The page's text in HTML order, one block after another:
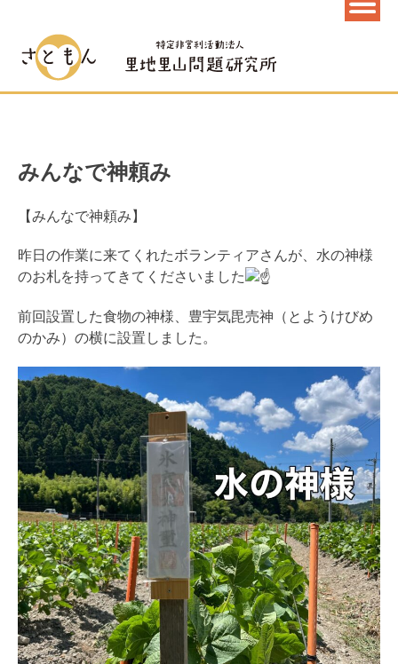
みんなで神頼み
【みんなで神頼み】
昨日の作業に来てくれたボランティアさんが、水の神様
のお札を持ってきてくださいました
前回設置した食物の神様、豊宇気毘売神（とようけびめ
のかみ）の横に設置しました。